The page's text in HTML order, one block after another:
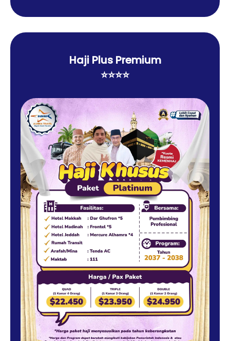
Haji Plus Premium
⭐⭐⭐⭐